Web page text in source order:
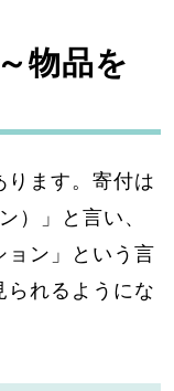
物品を
ります。寄付は
）」と言い、
ョン」という言
られるようにな